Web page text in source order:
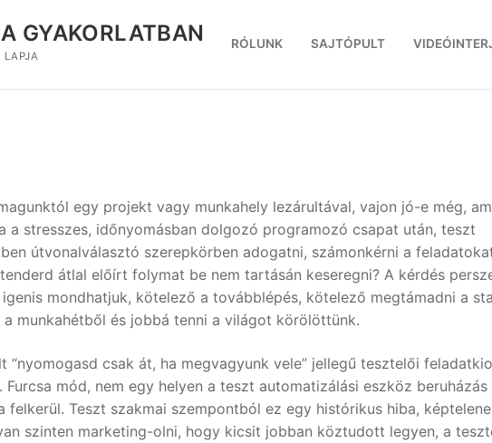
GYAKORLATBAN
LAPJA
RÓLUNK SAJTÓPULT
egy projekt vagy munkahely lezárultával, vajon jó-e még,
a stresszes, időnyomásban dolgozó programozó csapat után, teszt
útvonalválasztó szerepkörben adogatni, számonkérni a
átlal előírt folymat be nem tartásán keseregni? A kérdés
mondhatjuk, kötelező a továbblépés, kötelező megtámadni a
munkahétből és jobbá tenni a világot körölöttünk.
“nyomogasd csak át, ha megvagyunk vele” jellegű tesztelői
mód, nem egy helyen a teszt automatizálási eszköz beruházás
felkerül. Teszt szakmai szempontból ez egy histórikus hiba,
szinten marketing-olni, hogy kicsit jobban köztudott legyen, a